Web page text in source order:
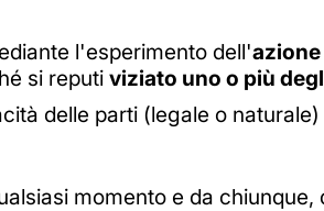
l'esperimento dell'
si reputi viziato uno o più
delle parti (legale o
momento e da